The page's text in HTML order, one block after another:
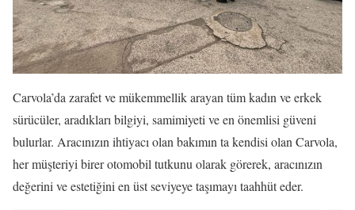
Carvola’da zarafet ve mükemmellik arayan tüm kadın ve erkek
sürücüler, aradıkları bilgiyi, samimiyeti ve en önemlisi güveni
bulurlar. Aracınızın ihtiyacı olan bakımın ta kendisi olan Carvola,
her müşteriyi birer otomobil tutkunu olarak görerek, aracınızın
değerini ve estetiğini en üst seviyeye taşımayı taahhüt eder.